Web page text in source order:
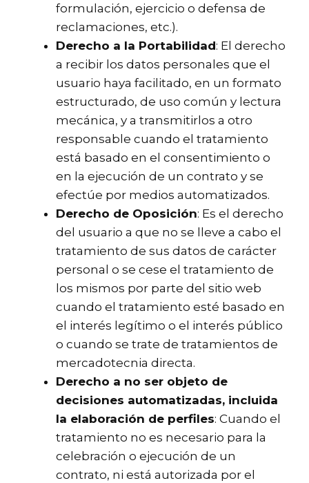
formulación, ejercicio o defensa de
reclamaciones, etc.).
Derecho a la Portabilidad: El derecho
a recibir los datos personales que el
usuario haya facilitado, en un formato
estructurado, de uso común y lectura
mecánica, y a transmitirlos a otro
responsable cuando el tratamiento
está basado en el consentimiento o
en la ejecución de un contrato y se
efectúe por medios automatizados.
Derecho de Oposición: Es el derecho
del usuario a que no se lleve a cabo el
tratamiento de sus datos de carácter
personal o se cese el tratamiento de
los mismos por parte del sitio web
cuando el tratamiento esté basado en
el interés legítimo o el interés público
o cuando se trate de tratamientos de
mercadotecnia directa.
Derecho a no ser objeto de
decisiones automatizadas, incluida
la elaboración de perfiles: Cuando el
tratamiento no es necesario para la
celebración o ejecución de un
contrato, ni está autorizada por el